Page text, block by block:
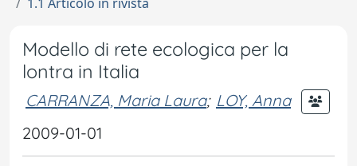
Modello di rete ecologica per la
lontra in Italia
CARRANZA, Maria Laura; LOY, Anna
2009-01-01